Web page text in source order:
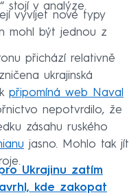
stojí v analýze.
vyvíjet nové typy
mohl být jednou z
přichází relativně
ukrajinská
připomíná web Naval
nepotvrdilo, že
zásahu ruského
jasno. Mohlo tak jít
Ukrajinu zatím
kde zakopat